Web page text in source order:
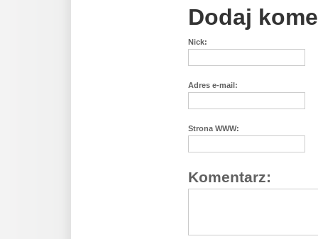
Dodaj
Nick:
Adres e-mail:
Strona WWW:
Komentarz: